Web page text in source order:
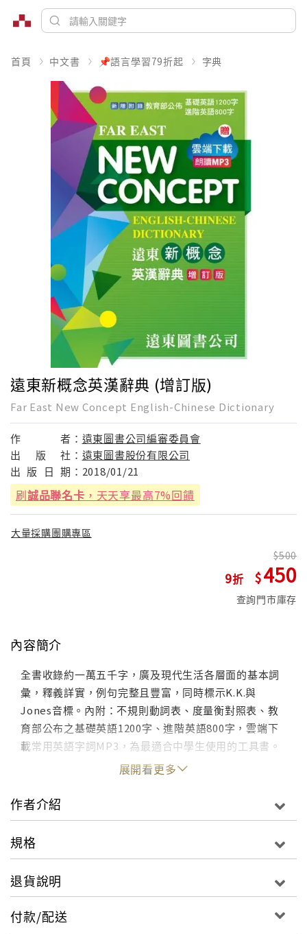
首頁 中文書 📌語言學習79折起 字典
遠東新概念英漢辭典 (增訂版)
Far East New Concept English-Chinese Dictionary
作 者： 遠東圖書公司編審委員會
出
版 社： 遠東圖書股份有限公司
出 版 日 期： 2018/01/21
刷誠品聯名卡 ，天天享最高7%回饋
大量採購團購專區
9
500
450
查詢門市庫存
內容簡介
全書收錄約一萬五千字，廣及現代生活各層面的基本詞
彙，釋義詳實，例句完整且豐富，同時標示K.K.與
Jones音標。內附：不規則動詞表、度量衡對照表、教
育部公布之基礎英語1200字、進階英語800字，雲端下
載常用英語字詞MP3，為最適合中學生使用的工具書。
展開看更多
作者介紹
規格
退貨說明
付款/配送